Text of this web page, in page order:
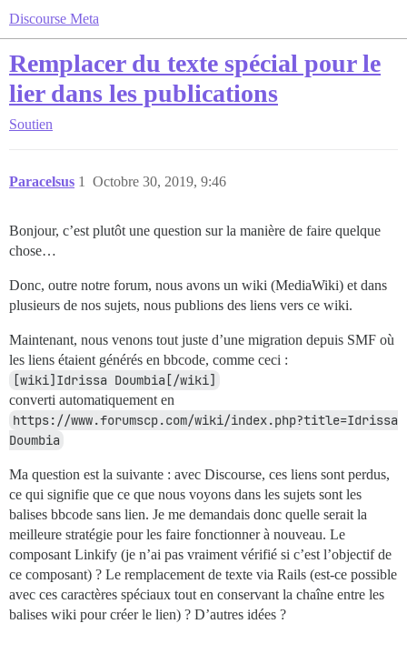
Discourse Meta
Remplacer du texte spécial pour le
lier dans les publications
Soutien
Paracelsus Octobre 30, 2019, 9:46
1
Bonjour, c’est plutôt une question sur la manière de faire quelque
chose…
Donc, outre notre forum, nous avons un wiki (MediaWiki) et dans
plusieurs de nos sujets, nous publions des liens vers ce wiki.
Maintenant, nous venons tout juste d’une migration depuis SMF où
les liens étaient générés en bbcode, comme ceci :
[wiki]Idrissa Doumbia[/wiki]
converti automatiquement en
https://www.forumscp.com/wiki/index.php?title=Idrissa
Doumbia
Ma question est la suivante : avec Discourse, ces liens sont perdus,
ce qui signifie que ce que nous voyons dans les sujets sont les
balises bbcode sans lien. Je me demandais donc quelle serait la
meilleure stratégie pour les faire fonctionner à nouveau. Le
composant Linkify (je n’ai pas vraiment vérifié si c’est l’objectif de
ce composant) ? Le remplacement de texte via Rails (est-ce possible
avec ces caractères spéciaux tout en conservant la chaîne entre les
balises wiki pour créer le lien) ? D’autres idées ?